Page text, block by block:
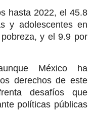
hasta 2022, el 45.8
y adolescentes en
y el 9.9 por
México ha
derechos de este
desafíos que
políticas públicas